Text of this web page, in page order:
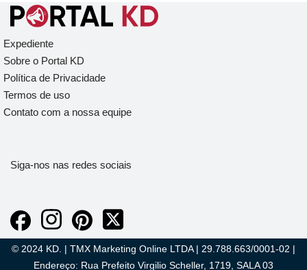
Expediente
Sobre o Portal KD
Política de Privacidade
Termos de uso
Contato com a nossa equipe
Siga-nos nas redes sociais
© 2024 KD. | TMX Marketing Online LTDA | 29.788.663/0001-02 |
Endereço: Rua Prefeito Virgilio Scheller, 1719, SALA 03